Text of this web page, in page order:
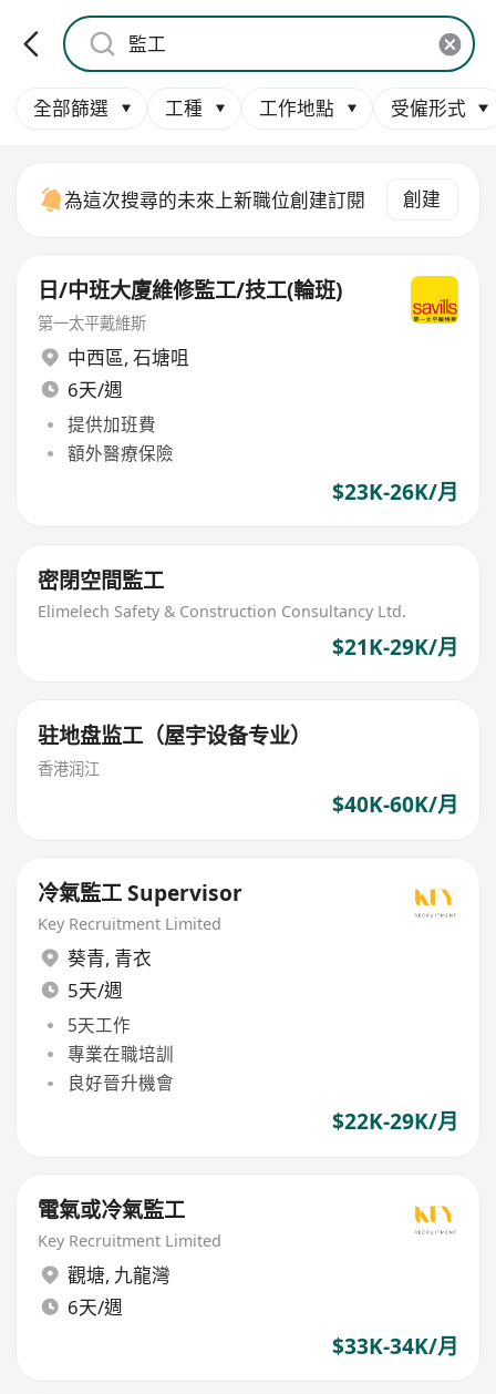
全部篩選 工種 工作地點 受僱形式
為這次搜尋的未來上新職位創建訂閱 創建
日/中班大廈維修監工/技工(輪班)
第一太平戴維斯
中西區, 石塘咀
6天/週
提供加班費
額外醫療保險
$23K-26K/月
密閉空間監工
Elimelech Safety & Construction Consultancy Ltd.
$21K-29K/月
驻地盘监工（屋宇设备专业）
香港润江
$40K-60K/月
冷氣監工 Supervisor
Key Recruitment Limited
葵青, 青衣
5天/週
5天工作
專業在職培訓
良好晉升機會
$22K-29K/月
電氣或冷氣監工
Key Recruitment Limited
觀塘, 九龍灣
6天/週
$33K-34K/月